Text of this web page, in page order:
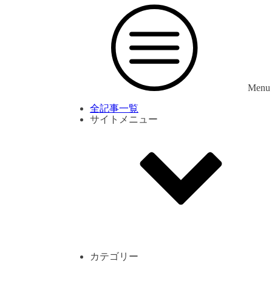
Menu
全記事一覧
サイトメニュー
カテゴリー